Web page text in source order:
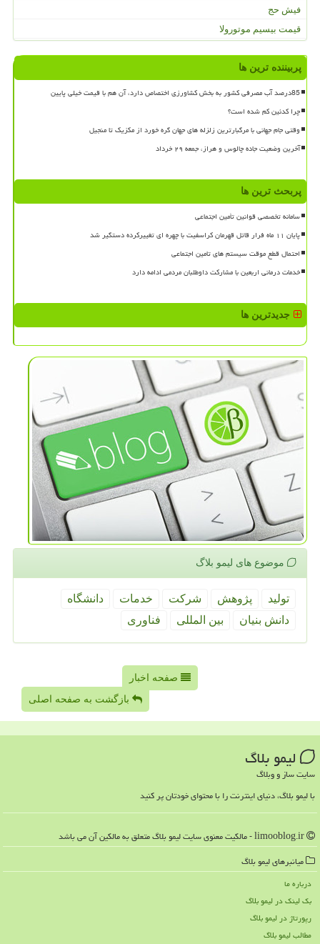
فیش حج
قیمت بیسیم موتورولا
پربیننده ترین ها
85درصد آب مصرفی کشور به بخش کشاورزی اختصاص دارد، آن هم با قیمت خیلی پایین
چرا کدئین کم شده است؟
وقتی جام جهانی با مرگبارترین زلزله های جهان گره خورد از مکزیک تا منجیل
آخرین وضعیت جاده چالوس و هراز، جمعه ۲۹ خرداد
پربحث ترین ها
سامانه تخصصی قوانین تأمین اجتماعی
پایان ۱۱ ماه فرار قاتل قهرمان کراسفیت با چهره ای تغییرکرده دستگیر شد
احتمال قطع موقت سیستم های تامین اجتماعی
خدمات درمانی اربعین با مشارکت داوطلبان مردمی ادامه دارد
جدیدترین ها
موضوع های لیمو بلاگ
تولید پژوهش شركت خدمات
دانشگاه
دانش بنیان
بین المللی فناوری
صفحه اخبار
بازگشت به صفحه اصلی
لیمو بلاگ
سایت ساز و وبلاگ
با لیمو بلاگ، دنیای اینترنت را با محتوای خودتان پر کنید
میانبرهای لیمو بلاگ
درباره ما
بک لینک در لیمو بلاگ
رپورتاژ در لیمو بلاگ
مطالب لیمو بلاگ